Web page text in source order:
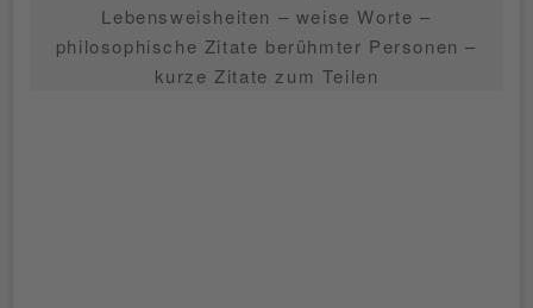
Lebensweisheiten – weise Worte –
philosophische Zitate berühmter Personen –
kurze Zitate zum Teilen